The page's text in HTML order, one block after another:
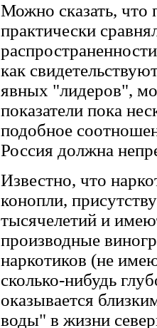
Можно сказать, что
практически
как
явных "лидеров",
показатели пока
подобное
Россия должна
Известно, что
конопли,
тысячелетий и
производные
наркотиков (не
сколько-нибудь
оказывается
воды" в жизни